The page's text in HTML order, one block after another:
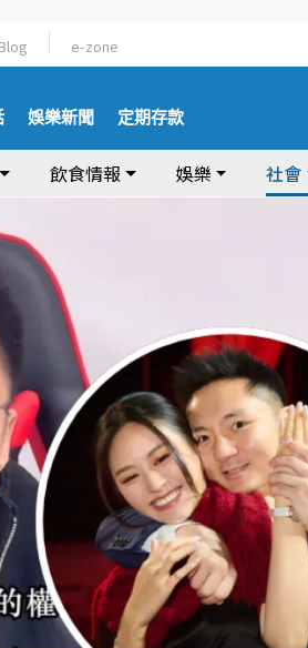
Blog e-zone
娛樂新聞 定期存款
飲食情報 娛樂 社會